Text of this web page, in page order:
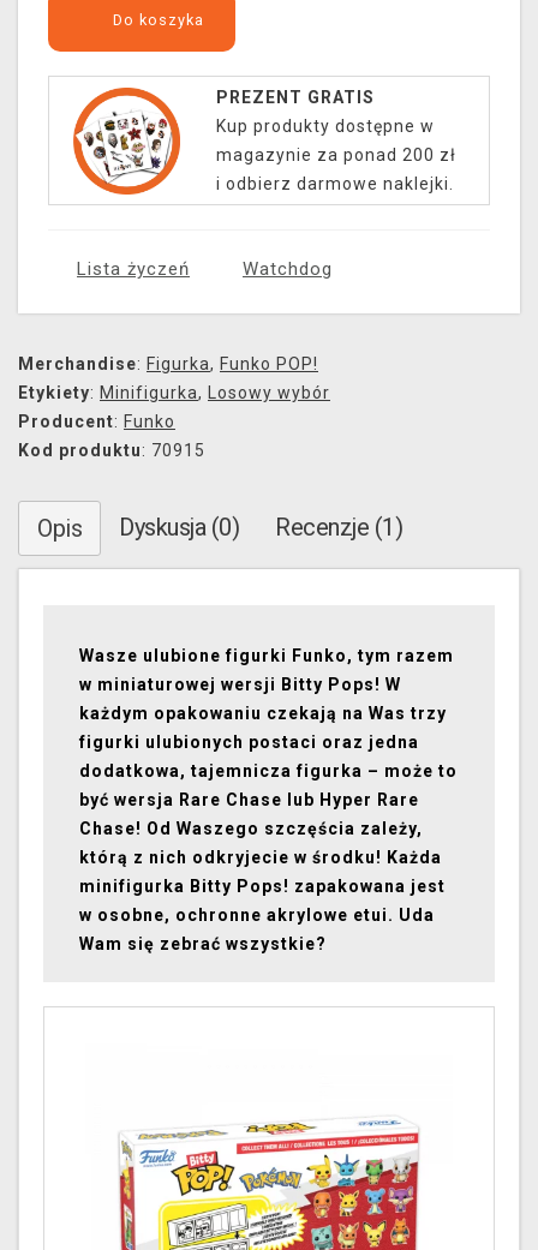
Do koszyka
PREZENT GRATIS
Kup produkty dostępne w
magazynie za ponad 200 zł
i odbierz darmowe naklejki.
Lista życzeń Watchdog
Merchandise: Figurka, Funko POP!
Etykiety: Minifigurka, Losowy wybór
Producent: Funko
Kod produktu: 70915
Opis Dyskusja (0) Recenzje (1)
Wasze ulubione figurki Funko, tym razem
w miniaturowej wersji Bitty Pops! W
każdym opakowaniu czekają na Was trzy
figurki ulubionych postaci oraz jedna
dodatkowa, tajemnicza figurka – może to
być wersja Rare Chase lub Hyper Rare
Chase! Od Waszego szczęścia zależy,
którą z nich odkryjecie w środku! Każda
minifigurka Bitty Pops! zapakowana jest
w osobne, ochronne akrylowe etui. Uda
Wam się zebrać wszystkie?